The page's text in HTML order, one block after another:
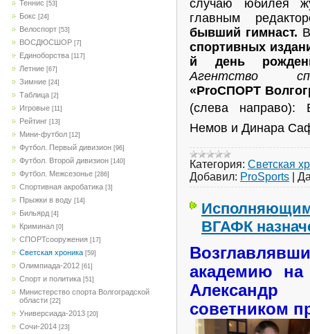
Теннис [53]
Бокс [24]
Велоспорт [53]
ВОСДЮСШОР [7]
Единоборства [117]
Летние [67]
Зимние [24]
Таблица [2]
Игровые [11]
Рейтинг [13]
Мини-футбол [12]
Футбол. Первый дивизион [96]
Футбол. Второй дивизион [140]
Футбол. Межсезонье [286]
Спортивная акробатика [3]
Прыжки в воду [14]
Бильярд [4]
Криминал [0]
СПОРТсооружения [17]
Светская хроника [59]
Олимпиада-2012 [61]
Спорт и политика [51]
Министерство спорта Волгоградской
области [22]
Универсиада-2013 [20]
Сочи-2014 [23]
случаю юбилея
главным
бывший гимнаст.
спортивных
й день
Агентство
«ProСПОРТ
(слева направо):
Немов и Динара
Категория: Светская
Добавил: ProSports
Исполняющим
ВГАФК
академию на
советником